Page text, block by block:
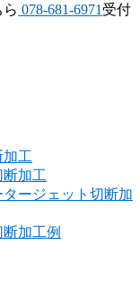
078-681-6971 受付
加工
加工
ージェット切断加
加工例